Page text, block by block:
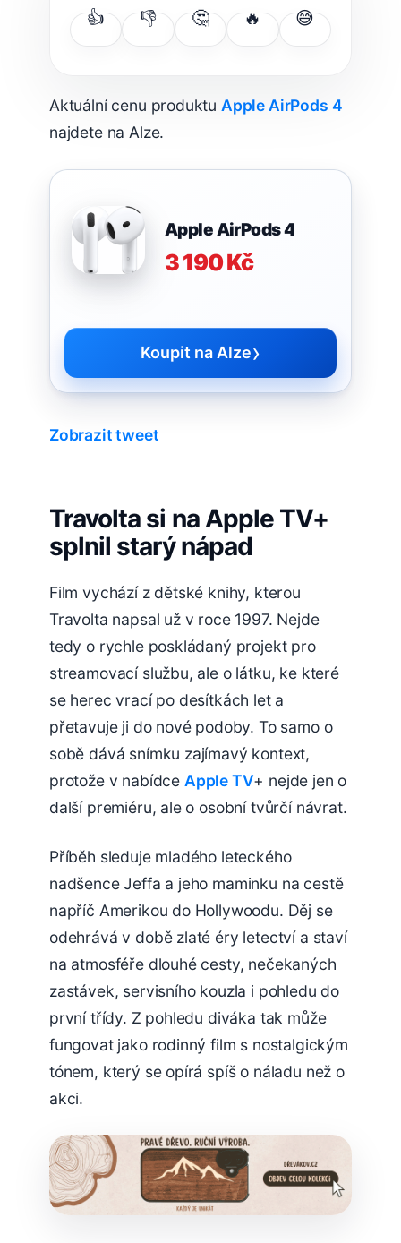
👍 👎 🤔 🔥 😅
Aktuální cenu produktu Apple AirPods 4
najdete na Alze.
Apple AirPods 4
3 190 Kč
Koupit na Alze›
Zobrazit tweet
Travolta si na Apple TV+
splnil starý nápad
Film vychází z dětské knihy, kterou
Travolta napsal už v roce 1997. Nejde
tedy o rychle poskládaný projekt pro
streamovací službu, ale o látku, ke které
se herec vrací po desítkách let a
přetavuje ji do nové podoby. To samo o
sobě dává snímku zajímavý kontext,
protože v nabídce Apple TV+ nejde jen o
další premiéru, ale o osobní tvůrčí návrat.
Příběh sleduje mladého leteckého
nadšence Jeffa a jeho maminku na cestě
napříč Amerikou do Hollywoodu. Děj se
odehrává v době zlaté éry letectví a staví
na atmosféře dlouhé cesty, nečekaných
zastávek, servisního kouzla i pohledu do
první třídy. Z pohledu diváka tak může
fungovat jako rodinný film s nostalgickým
tónem, který se opírá spíš o náladu než o
akci.